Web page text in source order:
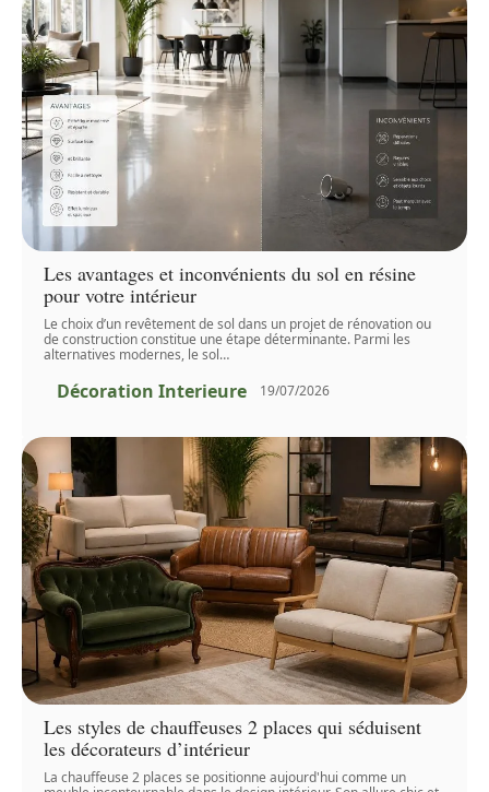
Les avantages et inconvénients du sol en résine
pour votre intérieur
Le choix d’un revêtement de sol dans un projet de rénovation ou
de construction constitue une étape déterminante. Parmi les
alternatives modernes, le sol…
Décoration Interieure 19/07/2026
Les styles de chauffeuses 2 places qui séduisent
les décorateurs d’intérieur
La chauffeuse 2 places se positionne aujourd'hui comme un